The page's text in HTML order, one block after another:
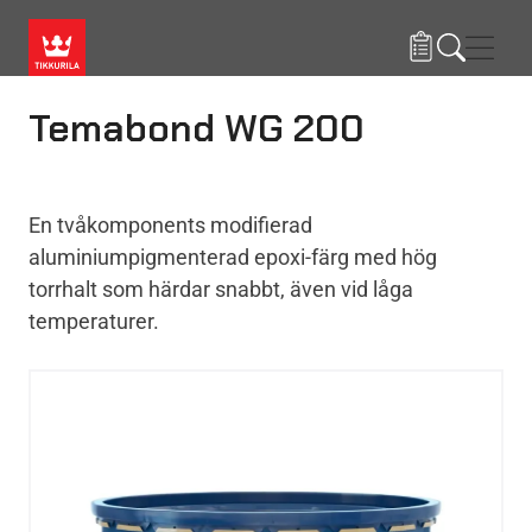
Temabond WG 200
En tvåkomponents modifierad
aluminiumpigmenterad epoxi-färg med hög
torrhalt som härdar snabbt, även vid låga
temperaturer.